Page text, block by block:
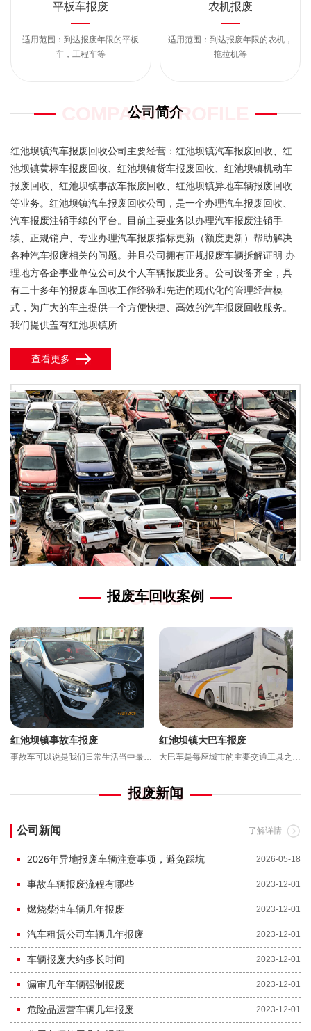
平板车报废
适用范围：到达报废年限的平板
车，工程车等
农机报废
适用范围：到达报废年限的农机，
拖拉机等
COMPANY PROFILE
公司简介
红池坝镇汽车报废回收公司主要经营：红池坝镇汽车报废回收、红
池坝镇黄标车报废回收、红池坝镇货车报废回收、红池坝镇机动车
报废回收、红池坝镇事故车报废回收、红池坝镇异地车辆报废回收
等业务。红池坝镇​汽车报废回收公司，是一个办理汽车报废回收、
汽车报废注销手续的平台。目前主要业务以办理汽车报废注销手
续、正规销户、专业办理汽车报废指标更新（额度更新）帮助解决
各种汽车报废相关的问题。并且公司拥有正规报废车辆拆解证明 办
理地方各企事业单位公司及个人车辆报废业务。公司设备齐全，具
有二十多年的报废车回收工作经验和先进的现代化的管理经营模
式，为广大的车主提供一个方便快捷、高效的汽车报废回收服务。
我们提供盖有红池坝镇所...
查看更多
CASE
报废车回收案例
红池坝镇事故车报废 红池坝镇大巴车报废
NEWS
报废新闻
公司新闻 了解详情
2026年异地报废车辆注意事项，避免踩坑 2026-05-18
事故车辆报废流程有哪些 2023-12-01
燃烧柴油车辆几年报废 2023-12-01
汽车租赁公司车辆几年报废 2023-12-01
车辆报废大约多长时间 2023-12-01
漏审几年车辆强制报废 2023-12-01
危险品运营车辆几年报废 2023-12-01